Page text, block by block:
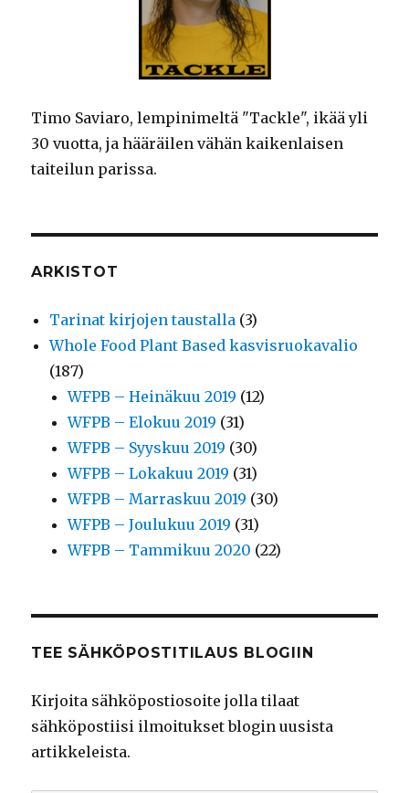
Timo Saviaro, lempinimeltä "Tackle", ikää yli
30 vuotta, ja hääräilen vähän kaikenlaisen
taiteilun parissa.
ARKISTOT
Tarinat kirjojen taustalla (3)
Whole Food Plant Based kasvisruokavalio
(187)
WFPB – Heinäkuu 2019 (12)
WFPB – Elokuu 2019 (31)
WFPB – Syyskuu 2019 (30)
WFPB – Lokakuu 2019 (31)
WFPB – Marraskuu 2019 (30)
WFPB – Joulukuu 2019 (31)
WFPB – Tammikuu 2020 (22)
TEE SÄHKÖPOSTITILAUS BLOGIIN
Kirjoita sähköpostiosoite jolla tilaat
sähköpostiisi ilmoitukset blogin uusista
artikkeleista.